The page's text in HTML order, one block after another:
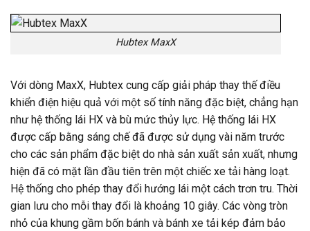
Hubtex MaxX
Với dòng MaxX, Hubtex cung cấp giải pháp thay thế điều
khiển điện hiệu quả với một số tính năng đặc biệt, chẳng hạn
như hệ thống lái HX và bù mức thủy lực. Hệ thống lái HX
được cấp bằng sáng chế đã được sử dụng vài năm trước
cho các sản phẩm đặc biệt do nhà sản xuất sản xuất, nhưng
hiện đã có mặt lần đầu tiên trên một chiếc xe tải hàng loạt.
Hệ thống cho phép thay đổi hướng lái một cách trơn tru. Thời
gian lưu cho mỗi thay đổi là khoảng 10 giây. Các vòng tròn
nhỏ của khung gầm bốn bánh và bánh xe tải kép đảm bảo